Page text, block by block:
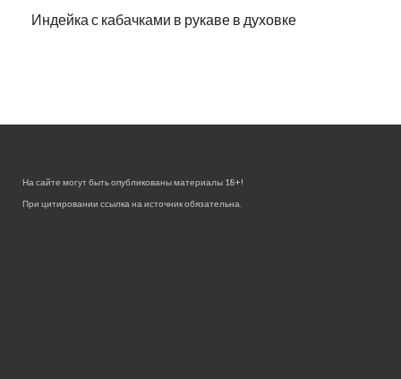
Индейка с кабачками в рукаве в духовке
На сайте могут быть опубликованы материалы 18+!
При цитировании ссылка на источник обязательна.